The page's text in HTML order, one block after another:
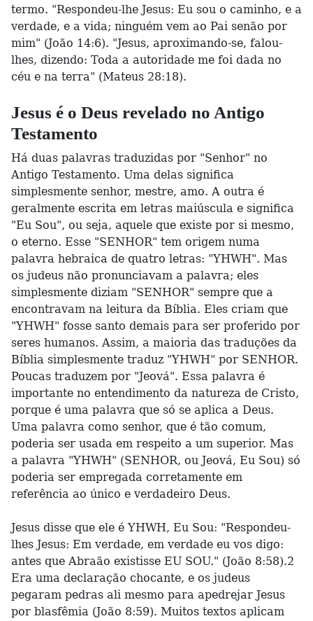
termo. "Respondeu-lhe Jesus: Eu sou o caminho, e a
verdade, e a vida; ninguém vem ao Pai senão por
mim" (João 14:6). "Jesus, aproximando-se, falou-
lhes, dizendo: Toda a autoridade me foi dada no
céu e na terra" (Mateus 28:18).
Jesus é o Deus revelado no Antigo
Testamento
Há duas palavras traduzidas por "Senhor" no
Antigo Testamento. Uma delas significa
simplesmente senhor, mestre, amo. A outra é
geralmente escrita em letras maiúscula e significa
"Eu Sou", ou seja, aquele que existe por si mesmo,
o eterno. Esse "SENHOR" tem origem numa
palavra hebraica de quatro letras: "YHWH". Mas
os judeus não pronunciavam a palavra; eles
simplesmente diziam "SENHOR" sempre que a
encontravam na leitura da Bíblia. Eles criam que
"YHWH" fosse santo demais para ser proferido por
seres humanos. Assim, a maioria das traduções da
Bíblia simplesmente traduz "YHWH" por SENHOR.
Poucas traduzem por "Jeová". Essa palavra é
importante no entendimento da natureza de Cristo,
porque é uma palavra que só se aplica a Deus.
Uma palavra como senhor, que é tão comum,
poderia ser usada em respeito a um superior. Mas
a palavra "YHWH" (SENHOR, ou Jeová, Eu Sou) só
poderia ser empregada corretamente em
referência ao único e verdadeiro Deus.
Jesus disse que ele é YHWH, Eu Sou: "Respondeu-
lhes Jesus: Em verdade, em verdade eu vos digo:
antes que Abraão existisse EU SOU." (João 8:58).2
Era uma declaração chocante, e os judeus
pegaram pedras ali mesmo para apedrejar Jesus
por blasfêmia (João 8:59). Muitos textos aplicam